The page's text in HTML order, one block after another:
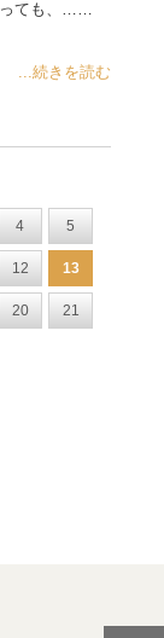
っても、……
...続きを読む
4 5
12 13
20 21